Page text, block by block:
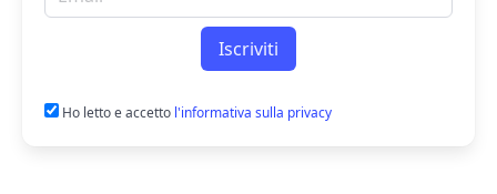
Iscriviti
Ho letto e accetto l'informativa sulla privacy